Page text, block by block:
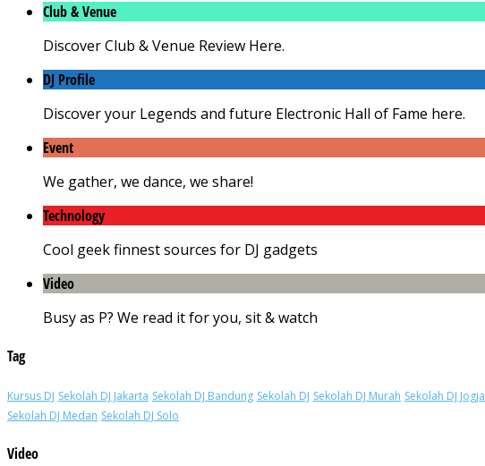
Club & Venue
Discover Club & Venue Review Here.
DJ Profile
Discover your Legends and future Electronic Hall of Fame here.
Event
We gather, we dance, we share!
Technology
Cool geek finnest sources for DJ gadgets
Video
Busy as P? We read it for you, sit & watch
Tag
Kursus DJ Sekolah DJ Jakarta Sekolah DJ Bandung Sekolah DJ Sekolah DJ Murah Sekolah DJ Jogja
Sekolah DJ Medan Sekolah DJ Solo
Video